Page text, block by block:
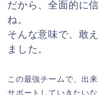
だから、全面的に
ね。
そんな意味で、敢
ました。
この最強チームで、出
サポートしていきたいな